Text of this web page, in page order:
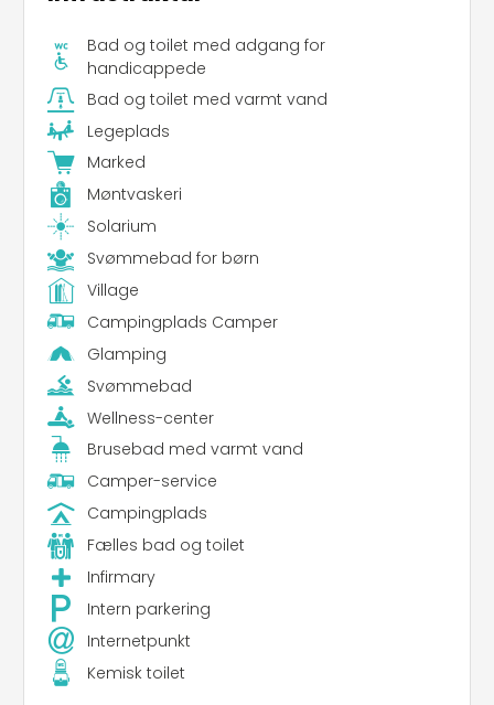
Bad og toilet med adgang for
handicappede
Bad og toilet med varmt vand
Legeplads
Marked
Møntvaskeri
Solarium
Svømmebad for børn
Village
Campingplads Camper
Glamping
Svømmebad
Wellness-center
Brusebad med varmt vand
Camper-service
Campingplads
Fælles bad og toilet
Infirmary
Intern parkering
Internetpunkt
Kemisk toilet